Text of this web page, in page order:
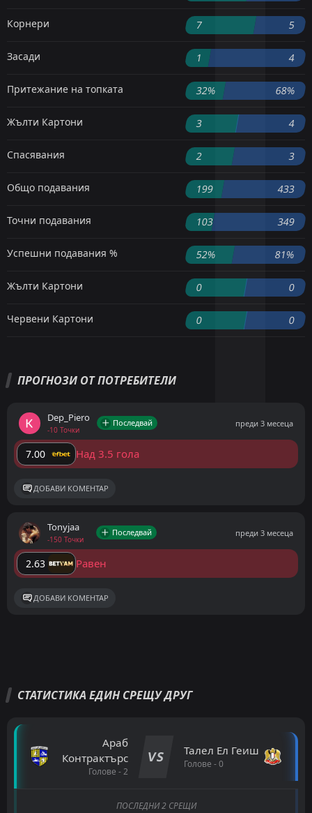
Корнери 7 5
Засади 1 4
Притежание на топката 32% 68%
Жълти Картони 3 4
Спасявания 2 3
Общо подавания 199 433
Точни подавания 103 349
Успешни подавания % 52% 81%
Жълти Картони 0 0
Червени Картони 0 0
ПРОГНОЗИ ОТ ПОТРЕБИТЕЛИ
Dep_Piero
-10 Точки
Последвай преди 3 месеца
7.00 Над 3.5 гола
ДОБАВИ КОМЕНТАР
Tonyjaa
-150 Точки
Последвай преди 3 месеца
2.63 Равен
ДОБАВИ КОМЕНТАР
СТАТИСТИКА ЕДИН СРЕЩУ ДРУГ
Араб
Контрактърс
Голове - 2
VS Талел Ел Геиш
Голове - 0
ПОСЛЕДНИ 2 СРЕЩИ